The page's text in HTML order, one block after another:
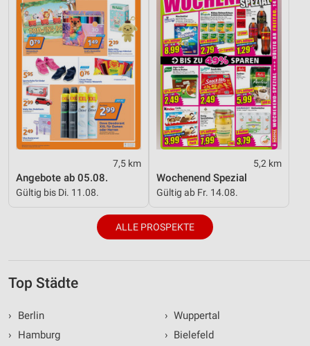
7,5 km
Angebote ab 05.08.
Gültig bis Di. 11.08.
5,2 km
Wochenend Spezial
Gültig ab Fr. 14.08.
ALLE PROSPEKTE
Top Städte
›
Berlin
›
Hamburg
› Wuppertal
› Bielefeld